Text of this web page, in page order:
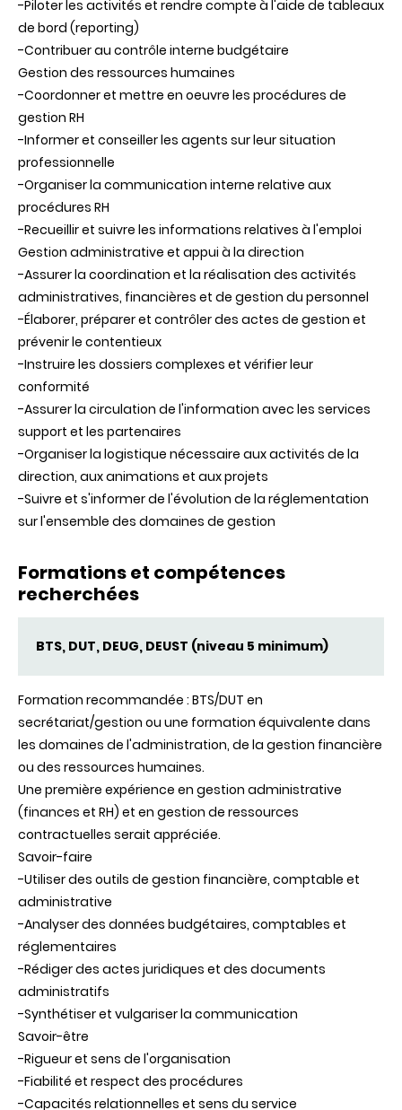
-Piloter les activités et rendre compte à l'aide de tableaux
de bord (reporting)
-Contribuer au contrôle interne budgétaire
Gestion des ressources humaines
-Coordonner et mettre en oeuvre les procédures de
gestion RH
-Informer et conseiller les agents sur leur situation
professionnelle
-Organiser la communication interne relative aux
procédures RH
-Recueillir et suivre les informations relatives à l'emploi
Gestion administrative et appui à la direction
-Assurer la coordination et la réalisation des activités
administratives, financières et de gestion du personnel
-Élaborer, préparer et contrôler des actes de gestion et
prévenir le contentieux
-Instruire les dossiers complexes et vérifier leur
conformité
-Assurer la circulation de l'information avec les services
support et les partenaires
-Organiser la logistique nécessaire aux activités de la
direction, aux animations et aux projets
-Suivre et s'informer de l'évolution de la réglementation
sur l'ensemble des domaines de gestion
Formations et compétences
recherchées
BTS, DUT, DEUG, DEUST (niveau 5 minimum)
Formation recommandée : BTS/DUT en
secrétariat/gestion ou une formation équivalente dans
les domaines de l'administration, de la gestion financière
ou des ressources humaines.
Une première expérience en gestion administrative
(finances et RH) et en gestion de ressources
contractuelles serait appréciée.
Savoir-faire
-Utiliser des outils de gestion financière, comptable et
administrative
-Analyser des données budgétaires, comptables et
réglementaires
-Rédiger des actes juridiques et des documents
administratifs
-Synthétiser et vulgariser la communication
Savoir-être
-Rigueur et sens de l'organisation
-Fiabilité et respect des procédures
-Capacités relationnelles et sens du service